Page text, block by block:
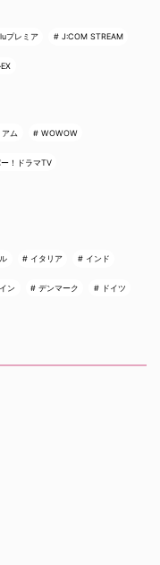
プレミア J:COM STREAM
ム WOWOW
！ドラマTV
イタリア インド
ン デンマーク ドイツ